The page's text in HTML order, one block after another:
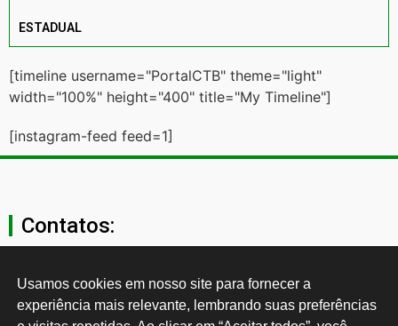
ESTADUAL
[timeline username="PortalCTB" theme="light"
width="100%" height="400" title="My Timeline"]
[instagram-feed feed=1]
Contatos:
secgeral@ctb.org.br
11 3874-0040
Usamos cookies em nosso site para fornecer a
experiência mais relevante, lembrando suas preferências